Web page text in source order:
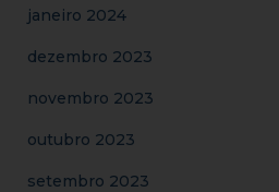
janeiro 2024
dezembro 2023
novembro 2023
outubro 2023
setembro 2023